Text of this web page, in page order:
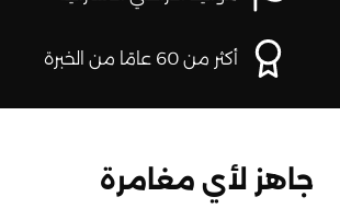
أكثر من 60 عامًا من الخبرة
جاهز لأي مغامرة